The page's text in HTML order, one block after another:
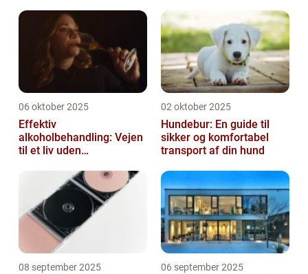
06 oktober 2025
Effektiv
alkoholbehandling: Vejen
til et liv uden
02 oktober 2025
Hundebur: En guide til
sikker og komfortabel
transport af din hund
08 september 2025 06 september 2025